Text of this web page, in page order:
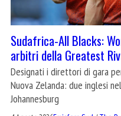
Sudafrica-All Blacks:
arbitri della Greatest
Designati i direttori di gara
Nuova Zelanda: due inglesi
Johannesburg